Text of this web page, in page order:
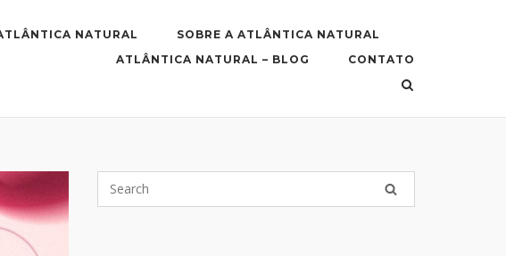
NATURAL
SOBRE A ATLÂNTICA NATURAL
ATLÂNTICA NATURAL – BLOG
CONTATO